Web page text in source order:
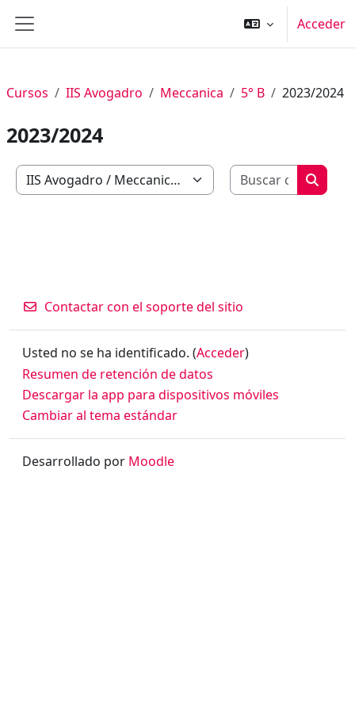
Panel lateral
Acceder
Cursos IIS Avogadro Meccanica 5° B 2023/2024
2023/2024
Categorías
Buscar
Contactar con el soporte del sitio
Usted no se ha identificado. (Acceder)
Resumen de retención de datos
Descargar la app para dispositivos móviles
Cambiar al tema estándar
Desarrollado por Moodle